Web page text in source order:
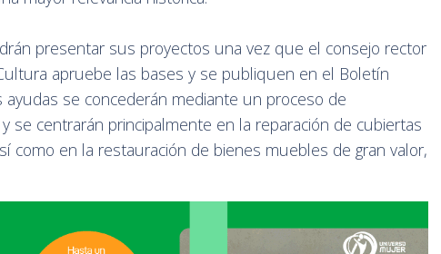
presentar sus proyectos una vez que el consejo rector
apruebe las bases y se publiquen en el Boletín
ayudas se concederán mediante un proceso de
se centrarán principalmente en la reparación de cubiertas
como en la restauración de bienes muebles de gran valor,